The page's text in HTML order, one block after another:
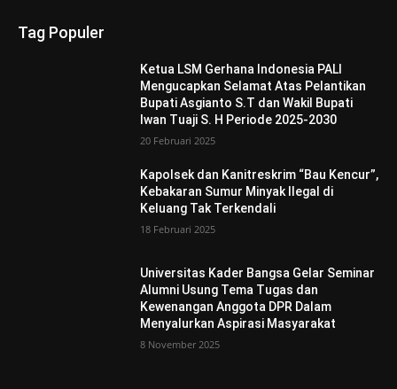
Tag Populer
Ketua LSM Gerhana Indonesia PALI
Mengucapkan Selamat Atas Pelantikan
Bupati Asgianto S.T dan Wakil Bupati
Iwan Tuaji S. H Periode 2025-2030
20 Februari 2025
Kapolsek dan Kanitreskrim “Bau Kencur”,
Kebakaran Sumur Minyak Ilegal di
Keluang Tak Terkendali
18 Februari 2025
Universitas Kader Bangsa Gelar Seminar
Alumni Usung Tema Tugas dan
Kewenangan Anggota DPR Dalam
Menyalurkan Aspirasi Masyarakat
8 November 2025